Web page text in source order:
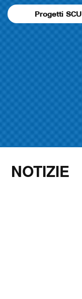
Progetti SCU
NOTIZIE